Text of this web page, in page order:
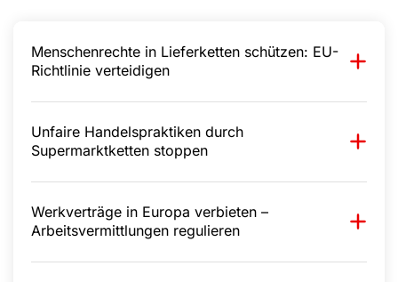
Menschenrechte in Lieferketten schützen: EU-
Richtlinie verteidigen
Unfaire Handelspraktiken durch
Supermarktketten stoppen
Werkverträge in Europa verbieten –
Arbeitsvermittlungen regulieren